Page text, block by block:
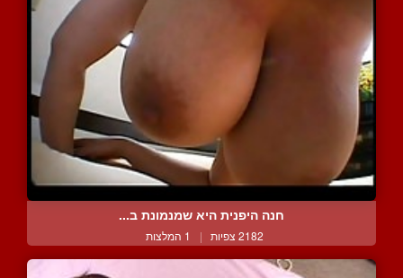
חנה היפנית היא שמנמונת ב...
2182 צפיות | 1 המלצות